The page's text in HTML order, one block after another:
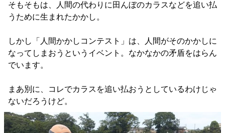
そもそもは、人間の代わりに田んぼのカラスなどを追い払
うために生まれたかかし。
しかし「人間かかしコンテスト」は、人間がそのかかしに
なってしまおうというイベント。なかなかの矛盾をはらん
でいます。
まあ別に、コレでカラスを追い払おうとしているわけじゃ
ないだろうけど。